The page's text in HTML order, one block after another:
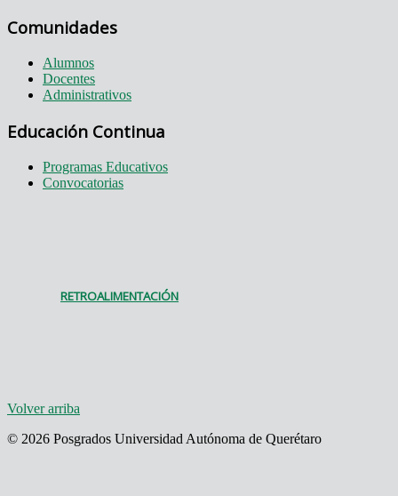
Comunidades
Alumnos
Docentes
Administrativos
Educación Continua
Programas Educativos
Convocatorias
RETROALIMENTACIÓN
Volver arriba
© 2026 Posgrados Universidad Autónoma de Querétaro